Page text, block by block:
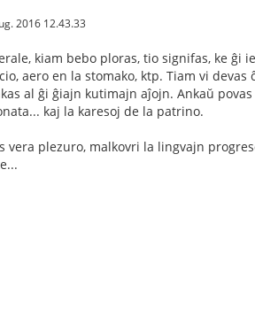
2016 12.43.33
kiam bebo ploras, tio signifas, ke ĝi
aero en la stomako, ktp. Tiam vi
al ĝi ĝiajn kutimajn aĵojn. Ankaŭ
kaj la karesoj de la patrino.
vera plezuro, malkovri la lingvajn